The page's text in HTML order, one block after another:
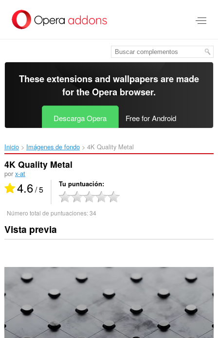
contenido
These extensions and wallpapers are made
for theOpera browser.
Descarga Opera Free for Android
Inicio Imágenes de fondo 4K Quality Metal‎
4K Quality Metal
por x-at
4.6/ 5 Tu puntuación
Número total de puntuaciones:34
Vista previa